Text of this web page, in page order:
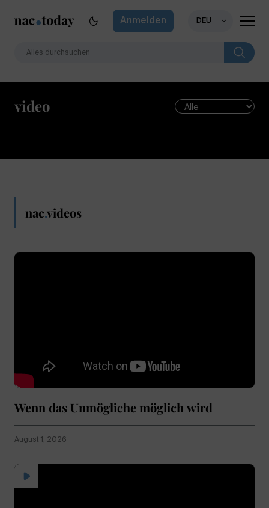
Anmelden DEU
video
nac.videos
Wenn das Unmögliche möglich wird
August 1, 2026